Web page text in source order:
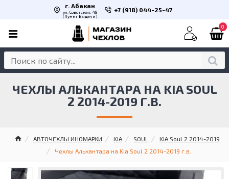
г. Абакан
ул. Советская, 48
(Пункт Выдачи)
+7 (918) 044-25-47
0
АВТОЧЕХЛЫ ИНОМАРКИ KIA SOUL
KIA Soul 2 2014-2019
Чехлы Алькантара на Kia Soul 2 2014-2019 г.в.
ЧЕХЛЫ АЛЬКАНТАРА НА KIA SOUL
2 2014-2019 Г.В.